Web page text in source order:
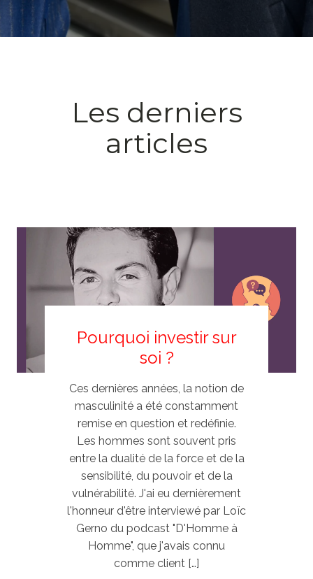
Les derniers
articles
Pourquoi investir sur
soi ?
Ces dernières années, la notion de
masculinité a été constamment
remise en question et redéfinie.
Les hommes sont souvent pris
entre la dualité de la force et de la
sensibilité, du pouvoir et de la
vulnérabilité. J'ai eu dernièrement
l'honneur d'être interviewé par Loïc
Gerno du podcast "D'Homme à
Homme", que j'avais connu
comme client […]